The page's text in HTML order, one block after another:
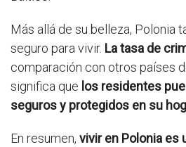
Más allá de su belleza, Polonia
seguro para vivir. La tasa de
comparación con otros países
significa que los residentes
seguros y protegidos en su
En resumen, vivir en Polonia es